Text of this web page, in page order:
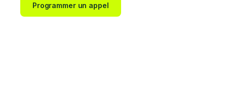
Programmer un appel